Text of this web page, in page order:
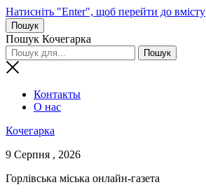
Натисніть "Enter", щоб перейти до вмісту
Пошук
Пошук Кочегарка
Контакты
О нас
Кочегарка
9 Серпня , 2026
Горлівська міська онлайн-газета